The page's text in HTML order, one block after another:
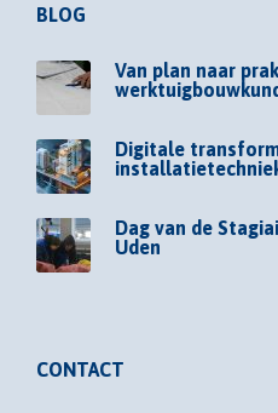
BLOG
Van plan naar
Digitale
Dag van de
Uden
CONTACT